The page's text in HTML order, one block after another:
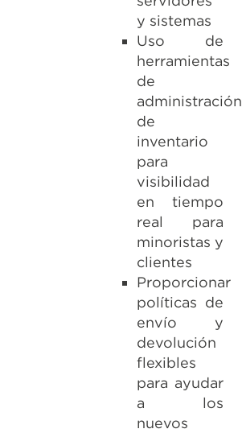
y sistemas
Uso de
herramientas
de
administración
de
inventario
para
visibilidad
en tiempo
real para
minoristas y
clientes
Proporcionar
políticas de
envío y
devolución
flexibles
para ayudar
a los
nuevos